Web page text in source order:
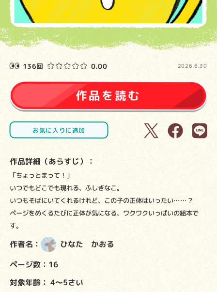
136回 0.00 2026.6.30
お気に入りに追加
作品詳細（あらすじ）：
「ちょっとまって！」
いつでもどこでも現れる、ふしぎなこ。
いつもそばにいてくれるけれど、この子の正体はいったい……？
ページをめくるたびに正体が気になる、ワクワクいっぱいの絵本で
す。
作者名： ひなた かおる
ページ数：16
対象年齢： 4～5さい